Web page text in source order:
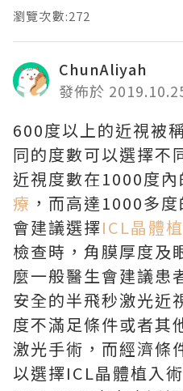
瀏覽次數:272
ChunAliyah
發佈於
600度以上的近視被
同的度數可以選擇不
近視度數在1000度內
療 ，而高達1000多
會建議選擇ICL晶體
檢查時，角膜厚度及
麼一般醫生會建議患
安全的半飛秒激光近
度不滿足條件或者其
激光手術，而經濟條
以選擇ICL晶體植入術